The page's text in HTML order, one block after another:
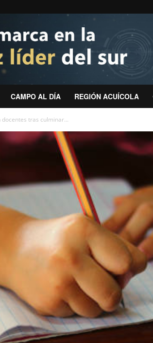
CAMPO AL DÍA REGIÓN ACUÍCOLA
tras culminar...